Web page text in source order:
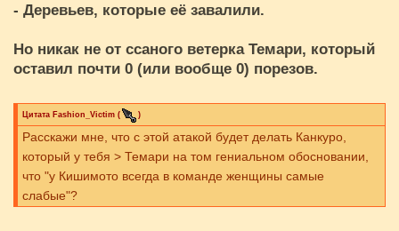
- Деревьев, которые её завалили.
Но никак не от ссаного ветерка Темари, который
оставил почти 0 (или вообще 0) порезов.
Цитата Fashion_Victim ( )
Расскажи мне, что с этой атакой будет делать Канкуро,
который у тебя > Темари на том гениальном обосновании,
что "у Кишимото всегда в команде женщины самые
слабые"?